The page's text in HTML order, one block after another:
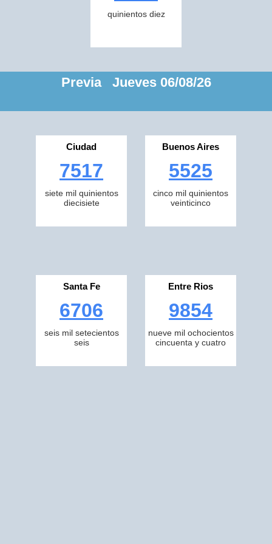
quinientos diez
Previa Jueves 06/08/26
Ciudad
7517
siete mil quinientos
diecisiete
Buenos Aires
5525
cinco mil quinientos
veinticinco
Santa Fe
6706
seis mil setecientos
seis
Entre Rios
9854
nueve mil ochocientos
cincuenta y cuatro